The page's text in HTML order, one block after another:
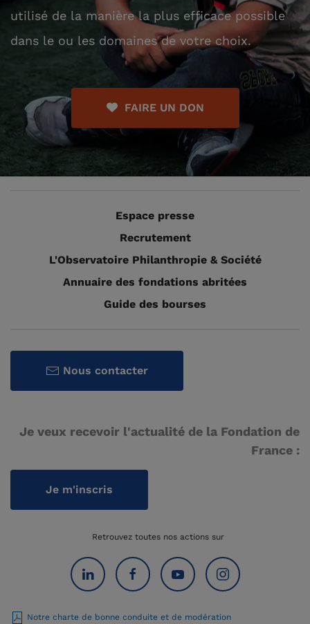
utilisé de la manière la plus efficace possible
dans le ou les domaines de votre choix.
FAIRE UN DON
Espace presse
Recrutement
L'Observatoire Philanthropie & Société
Annuaire des fondations abritées
Guide des bourses
Nous contacter
Je veux recevoir l'actualité de la Fondation de
France :
Je m'inscris
Retrouvez toutes nos actions sur
Notre charte de bonne conduite et de modération